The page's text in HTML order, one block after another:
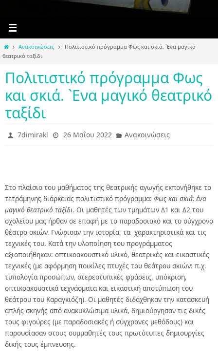
HomeΑνακοινώσεις
Πολιτιστικό πρόγραμμα Φως και σκιά. `Eνα μαγικό
θεατρικό ταξίδι
Πολιτιστικό πρόγραμμα Φως
και σκιά. `Eνα μαγικό θεατρικό
ταξίδι
7dimirakl 26 Μαΐου 2022 Ανακοινώσεις
Στο πλαίσιο του μαθήματος της θεατρικής αγωγής εκπονήθηκε το
τετράμηνης διάρκειας πολιτιστικό πρόγραμμα: Φως και σκιά: ένα
μαγικό θεατρικό ταξίδι. Οι μαθητές των τμημάτων Δ1 και Δ2 του
σχολείου μας ήρθαν σε επαφή με το παραδοσιακό και το σύγχρονο
θέατρο σκιών. Γνώρισαν την ιστορία, τα χαρακτηριστικά και τις
τεχνικές του. Κατά την υλοποίηση του προγράμματος
αξιοποιήθηκαν: οπτικοακουστικό υλικό, θεατρικές και εικαστικές
τεχνικές (με αφόρμηση ποικίλες πτυχές του θεάτρου σκιών: π.χ.
τυπολογία προσώπων, στερεοτυπικές φράσεις, υπόκριση,
οπτικοακουστικά τεχνάσματα και εικαστική αποτύπωση του
θεάτρου του Καραγκιόζη). Οι μαθητές διδάχθηκαν την κατασκευή
απλής σκηνής από ανακυκλώσιμα υλικά, δημιούργησαν τις δικές
τους φιγούρες (με παραδοσιακές ή σύγχρονες μεθόδους) και
παρουσίασαν στους συμμαθητές τους πρωτότυπες δημιουργίες
δικής τους έμπνευσης.